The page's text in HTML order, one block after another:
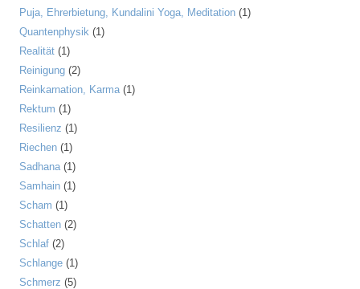
Puja, Ehrerbietung, Kundalini Yoga, Meditation (1)
Quantenphysik (1)
Realität (1)
Reinigung (2)
Reinkarnation, Karma(1)
Rektum (1)
Resilienz (1)
Riechen (1)
Sadhana(1)
Samhain (1)
Scham (1)
Schatten (2)
Schlaf (2)
Schlange (1)
Schmerz (5)